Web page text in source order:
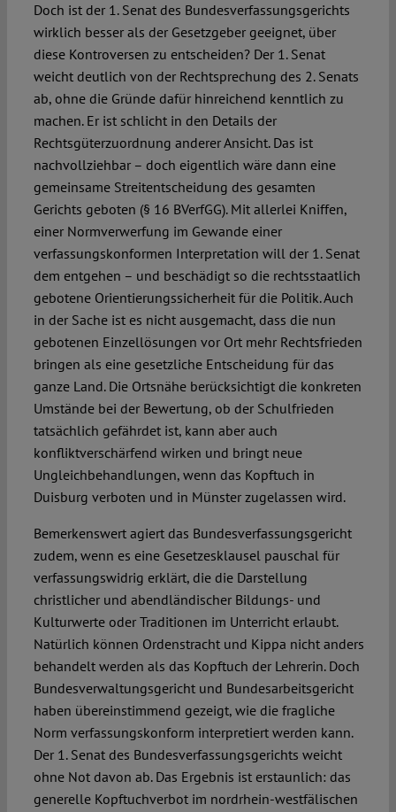
Doch ist der 1. Senat des Bundesverfassungsgerichts
wirklich besser als der Gesetzgeber geeignet, über
diese Kontroversen zu entscheiden? Der 1. Senat
weicht deutlich von der Rechtsprechung des 2. Senats
ab, ohne die Gründe dafür hinreichend kenntlich zu
machen. Er ist schlicht in den Details der
Rechtsgüterzuordnung anderer Ansicht. Das ist
nachvollziehbar – doch eigentlich wäre dann eine
gemeinsame Streitentscheidung des gesamten
Gerichts geboten (§ 16 BVerfGG). Mit allerlei Kniffen,
einer Normverwerfung im Gewande einer
verfassungskonformen Interpretation will der 1. Senat
dem entgehen – und beschädigt so die rechtsstaatlich
gebotene Orientierungssicherheit für die Politik. Auch
in der Sache ist es nicht ausgemacht, dass die nun
gebotenen Einzellösungen vor Ort mehr Rechtsfrieden
bringen als eine gesetzliche Entscheidung für das
ganze Land. Die Ortsnähe berücksichtigt die konkreten
Umstände bei der Bewertung, ob der Schulfrieden
tatsächlich gefährdet ist, kann aber auch
konfliktverschärfend wirken und bringt neue
Ungleichbehandlungen, wenn das Kopftuch in
Duisburg verboten und in Münster zugelassen wird.
Bemerkenswert agiert das Bundesverfassungsgericht
zudem, wenn es eine Gesetzesklausel pauschal für
verfassungswidrig erklärt, die die Darstellung
christlicher und abendländischer Bildungs- und
Kulturwerte oder Traditionen im Unterricht erlaubt.
Natürlich können Ordenstracht und Kippa nicht anders
behandelt werden als das Kopftuch der Lehrerin. Doch
Bundesverwaltungsgericht und Bundesarbeitsgericht
haben übereinstimmend gezeigt, wie die fragliche
Norm verfassungskonform interpretiert werden kann.
Der 1. Senat des Bundesverfassungsgerichts weicht
ohne Not davon ab. Das Ergebnis ist erstaunlich: das
generelle Kopftuchverbot im nordrhein-westfälischen